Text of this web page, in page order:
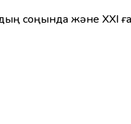
соңында және XXI